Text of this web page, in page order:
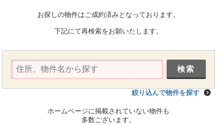
お探しの物件はご成約済みとなっております。
下記にて再検索をお願いたします。
絞り込んで物件を探す
ホームページに掲載されていない物件も
多数ございます。